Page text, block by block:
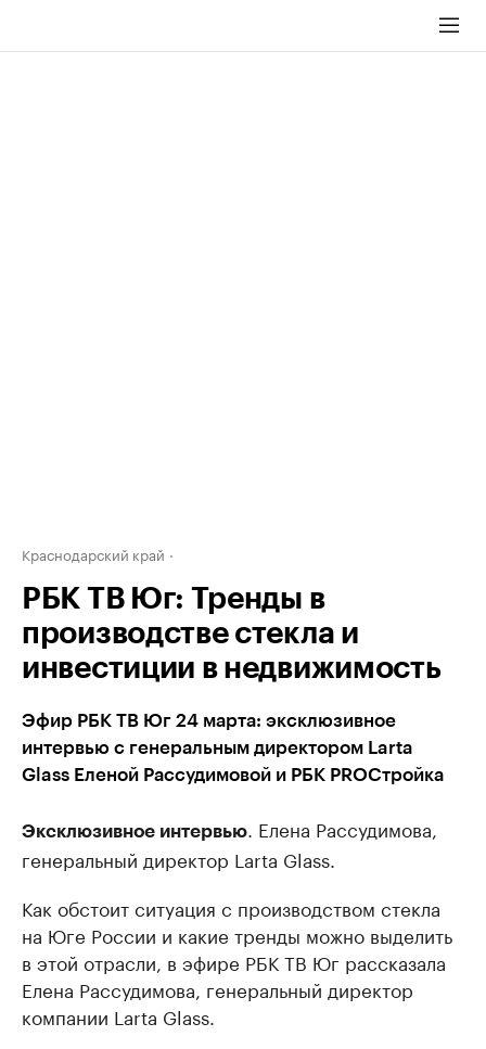
Краснодарский край
РБК ТВ Юг: Тренды в
производстве стекла и
инвестиции в недвижимость
Эфир РБК ТВ Юг 24 марта: эксклюзивное
интервью с генеральным директором Larta
Glass Еленой Рассудимовой и РБК PROСтройка
Эксклюзивное интервью
. Елена Рассудимова,
генеральный директор Larta Glass.
Как обстоит ситуация с производством стекла
на Юге России и какие тренды можно выделить
в этой отрасли, в эфире РБК ТВ Юг рассказала
Елена Рассудимова, генеральный директор
компании Larta Glass.